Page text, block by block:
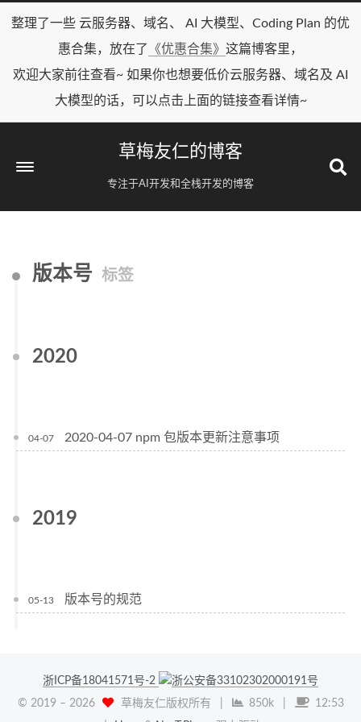
整理了一些 云服务器、域名、 AI 大模型、Coding Plan 的优
惠合集，放在了
《优惠合集》 这篇博客里，
欢迎大家前往查看~ 如果你也想要低价云服务器、域名及 AI
大模型的话，可以点击上面的链接查看详情~
草梅友仁的博客
专注于AI开发和全栈开发的博客
版本号 标签
2020
04-07 2020-04-07 npm 包版本更新注意事项
2019
05-13 版本号的规范
浙ICP备18041571号-2
浙公安备33102302000191号
© 2019 – 2026 草梅友仁版权所有 850k
12:53